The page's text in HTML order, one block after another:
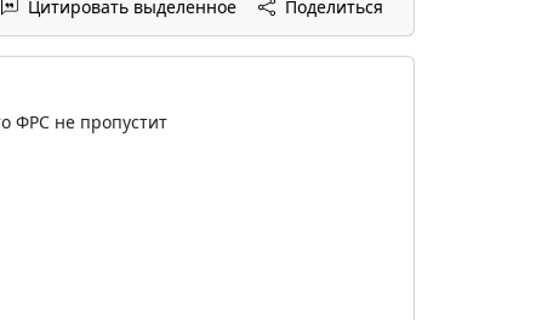
Цитировать выделенное Поделиться
ФРС не пропустит